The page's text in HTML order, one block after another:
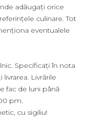
adăugați orice
culinare. Tot
eventualele
Specificați în nota
Livrările
fac de luni până
pm.
cu sigiliu!